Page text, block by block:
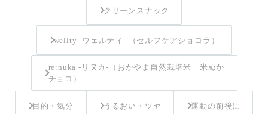
クリーンスナック
wellty -ウェルティ- （セルフケアショコラ）
re:nuka -リヌカ-（おかやま自然栽培米 米ぬか
チョコ）
目的・気分 うるおい・ツヤ 運動の前後に